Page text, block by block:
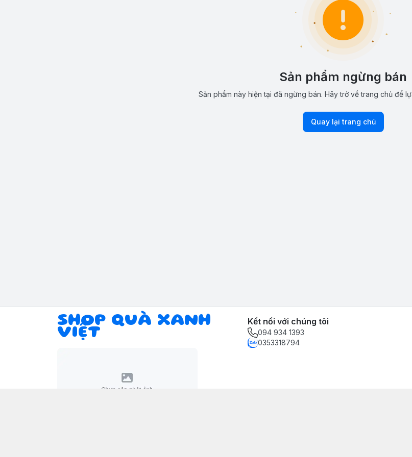
Sản phẩm ngừng bán
Sản phẩm này hiện tại đã ngừng bán. Hãy trở về trang chủ để
Quay lại trang chủ
SHOP QUÀ XANH
VIỆT
Kết nối với chúng tôi
094 934 1393
0353318794